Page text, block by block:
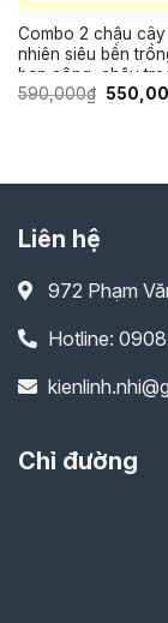
Combo 2 chậu
nhiên siêu bền
ban công, chậu
trồng hoa đẹp
590,000₫ Giá
Liên hệ
972 Phạm
Hotline:
Chỉ đường